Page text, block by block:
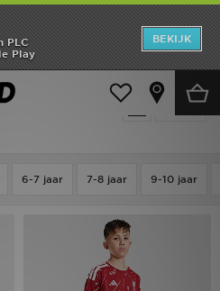
PLC
Play
BEKIJK
7 jaar)
(3-7
6-7 jaar 7-8 jaar 9-10 jaar